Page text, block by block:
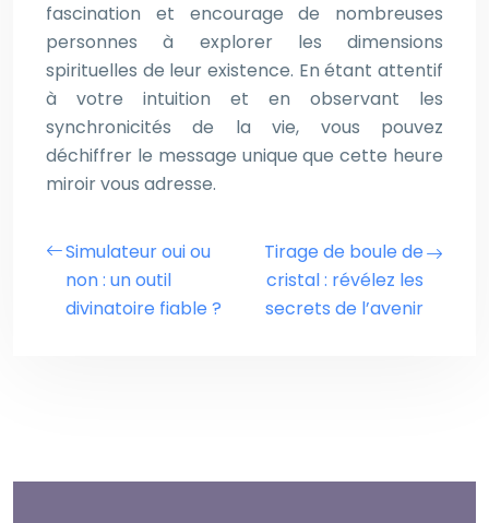
fascination et encourage de nombreuses
personnes à explorer les dimensions
spirituelles de leur existence. En étant attentif
à votre intuition et en observant les
synchronicités de la vie, vous pouvez
déchiffrer le message unique que cette heure
miroir vous adresse.
Simulateur oui ou
non : un outil
divinatoire fiable ?
Tirage de boule de
cristal : révélez les
secrets de l’avenir